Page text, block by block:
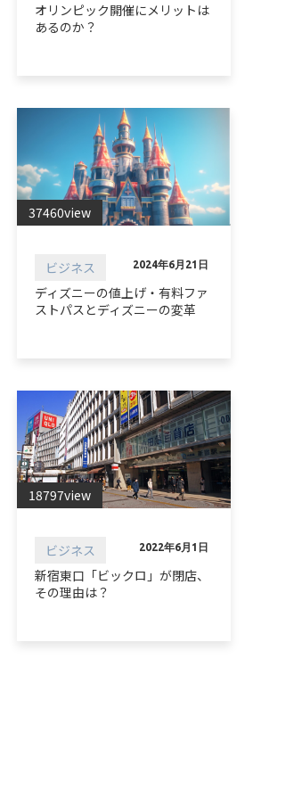
オリンピック開催にメリットは
あるのか？
37460view
ビジネス 2024年6月21日
ディズニーの値上げ・有料ファ
ストパスとディズニーの変革
18797view
ビジネス 2022年6月1日
新宿東口「ビックロ」が閉店、
その理由は？